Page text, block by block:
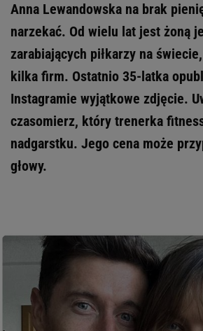
Anna Lewandowska na brak
narzekać. Od wielu lat jest żoną
zarabiających piłkarzy na
kilka firm. Ostatnio 35-latka
Instagramie wyjątkowe zdjęcie.
czasomierz, który trenerka
nadgarstku. Jego cena może
głowy.